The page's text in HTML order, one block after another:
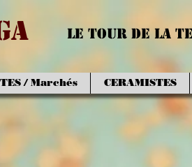
Le Tour de la
/ Marchés CERAMISTES